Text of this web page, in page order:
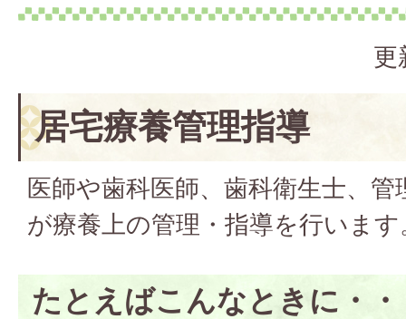
更
居宅療養管理指導
医師や歯科医師、歯科衛生士、
が療養上の管理・指導を行います
たとえばこんなときに・